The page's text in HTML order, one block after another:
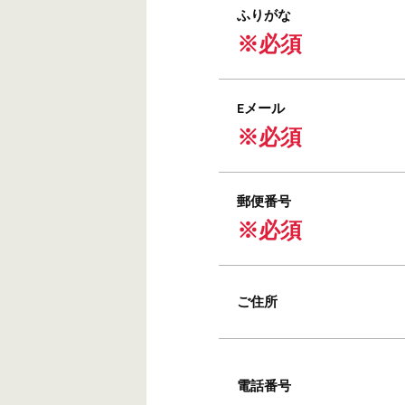
ふりがな
※必須
Eメール
※必須
郵便番号
※必須
ご住所
電話番号